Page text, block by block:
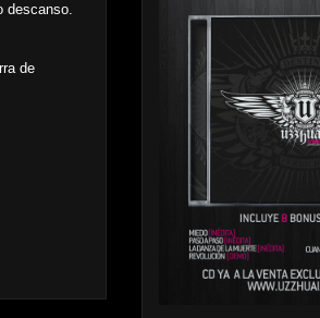
descanso.
de